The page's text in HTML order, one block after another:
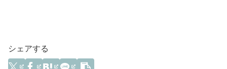
シェアする